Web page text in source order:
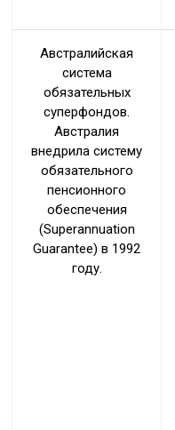
Австралийская
система
обязательных
суперфондов.
Австралия
внедрила систему
обязательного
пенсионного
обеспечения
(Superannuation
Guarantee) в 1992
году.